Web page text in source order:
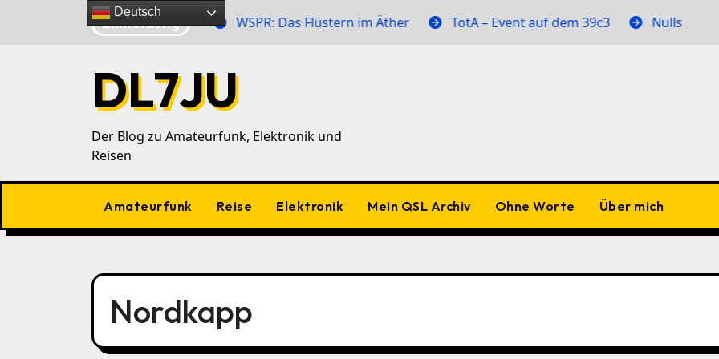
Eilmeldung
im 40‑m‑Band WSPR: Das Flüstern im Äther TotA – Event auf dem 39c3 Nullstellen im
DL7JU
Der Blog zu Amateurfunk, Elektronik und
Reisen
Amateurfunk Reise Elektronik Mein QSL Archiv Ohne Worte Über mich
Nordkapp
Deutsch